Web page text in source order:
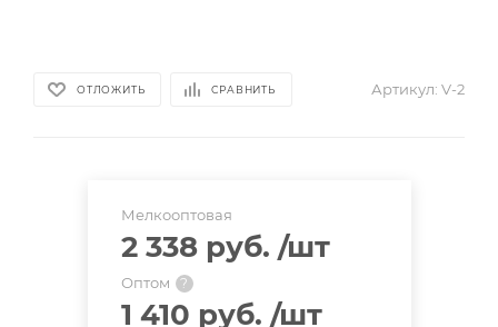
ОТЛОЖИТЬ СРАВНИТЬ Артикул: V-2
Мелкооптовая
2 338 руб. /шт
Оптом ?
1 410 руб. /шт